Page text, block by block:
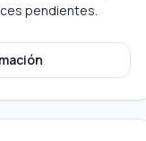
pendientes.